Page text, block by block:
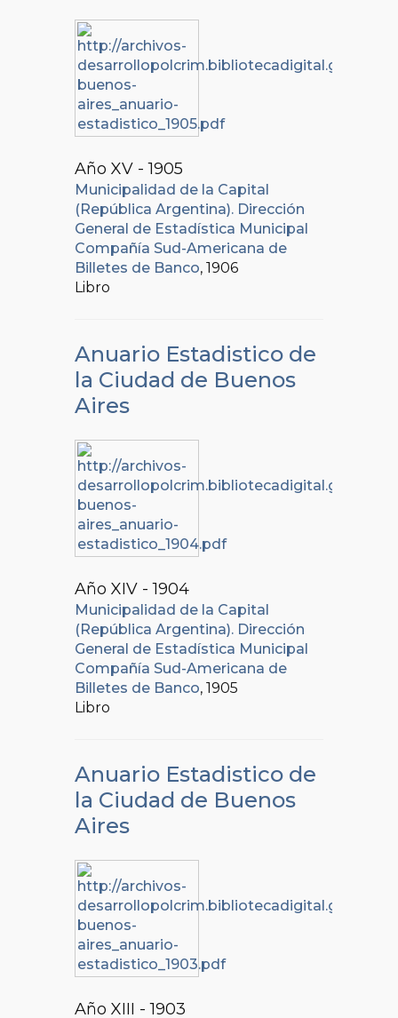
Año XV - 1905
Municipalidad de la Capital
(República Argentina). Dirección
General de Estadística Municipal
Compañía Sud-Americana de
Billetes de Banco, 1906
Libro
Anuario Estadistico de
la Ciudad de Buenos
Aires
Año XIV - 1904
Municipalidad de la Capital
(República Argentina). Dirección
General de Estadística Municipal
Compañía Sud-Americana de
Billetes de Banco, 1905
Libro
Anuario Estadistico de
la Ciudad de Buenos
Aires
Año XIII - 1903